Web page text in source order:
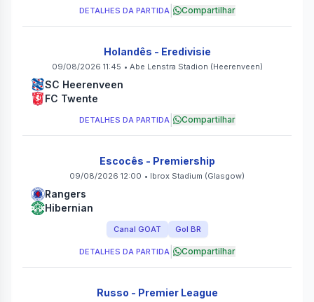
DETALHES DA PARTIDA| Compartilhar
Holandês - Eredivisie
09/08/2026 11:45 • Abe Lenstra Stadion (Heerenveen)
SC Heerenveen
FC Twente
DETALHES DA PARTIDA| Compartilhar
Escocês - Premiership
09/08/2026 12:00 • Ibrox Stadium (Glasgow)
Rangers
Hibernian
Canal GOAT Gol BR
DETALHES DA PARTIDA| Compartilhar
Russo - Premier League